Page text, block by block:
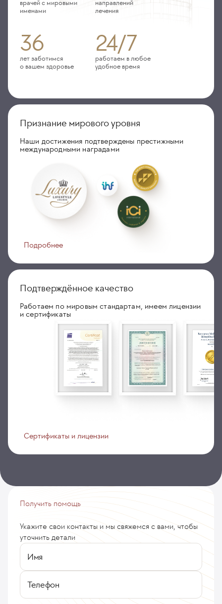
врачей с мировыми
именами
направлений
лечения
36
лет заботимся
о вашем здоровье
24/7
работаем в любое
удобное время
Признание мирового уровня
Наши достижения подтверждены престижными
международными наградами
Подробнее
Подтверждённое качество
Работаем по мировым стандартам, имеем лицензии
и сертификаты
Сертификаты и лицензии
Получить помощь
Укажите свои контакты и мы свяжемся с вами, чтобы
уточнить детали
Имя
Телефон